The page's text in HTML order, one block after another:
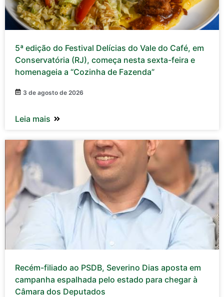
5ª edição do Festival Delícias do Vale do Café, em
Conservatória (RJ), começa nesta sexta-feira e
homenageia a “Cozinha de Fazenda”
3 de agosto de 2026
Leia mais
Recém-filiado ao PSDB, Severino Dias aposta em
campanha espalhada pelo estado para chegar à
Câmara dos Deputados